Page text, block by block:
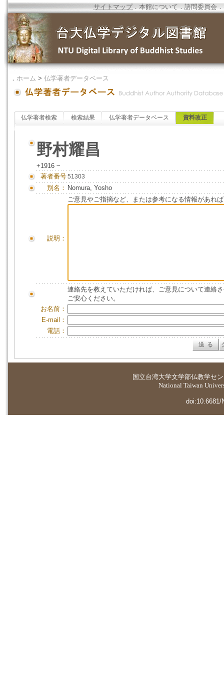
サイトマップ．本館について ．諮問委員会 ．
． ホーム > 仏学著者データベース
仏学著者検索 検索結果 仏学著者データベース 資料改正
野村耀昌
+1916 ~
著者番号51303
別名： Nomura, Yosho
説明：
ご意見やご指摘など、または参考になる情報があれ
連絡先を教えていただければ、ご意見について連絡
ご安心ください。
お名前：
E-mail：
電話：
国立台湾大学文学部仏教学セ
National Taiwan
doi:10.6681/